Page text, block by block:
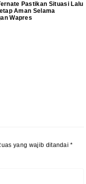
Pastikan Situasi Lalu
Aman Selama
Wapres
yang wajib ditandai*